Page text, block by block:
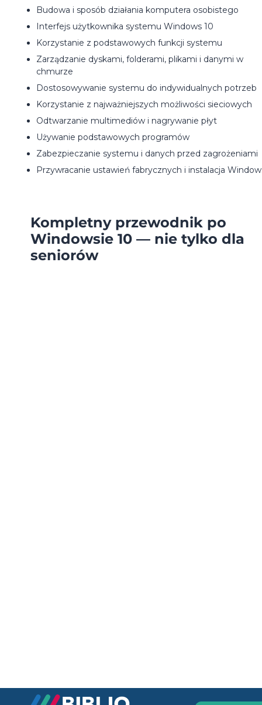
Budowa i sposób działania komputera osobistego
Interfejs użytkownika systemu Windows 10
Korzystanie z podstawowych funkcji systemu
Zarządzanie dyskami, folderami, plikami i danymi w
chmurze
Dostosowywanie systemu do indywidualnych potrzeb
Korzystanie z najważniejszych możliwości sieciowych
Odtwarzanie multimediów i nagrywanie płyt
Używanie podstawowych programów
Zabezpieczanie systemu i danych przed zagrożeniami
Przywracanie ustawień fabrycznych i instalacja
Kompletny przewodnik po
Windowsie 10 — nie tylko dla
seniorów